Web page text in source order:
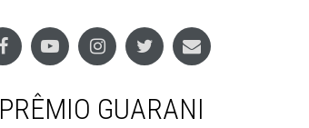
PRÊMIO GUARANI